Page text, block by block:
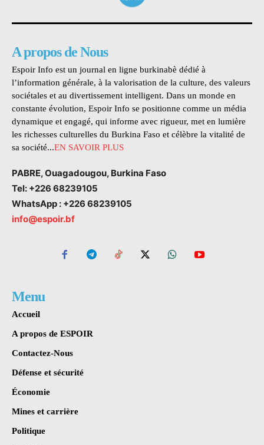
A propos de Nous
Espoir Info est un journal en ligne burkinabè dédié à
l’information générale, à la valorisation de la culture, des valeurs
sociétales et au divertissement intelligent. Dans un monde en
constante évolution, Espoir Info se positionne comme un média
dynamique et engagé, qui informe avec rigueur, met en lumière
les richesses culturelles du Burkina Faso et célèbre la vitalité de
sa société...EN SAVOIR PLUS
PABRE, Ouagadougou, Burkina Faso
Tel: +226 68239105
WhatsApp : +226 68239105
info@espoir.bf
Menu
Accueil
A propos de ESPOIR
Contactez-Nous
Défense et sécurité
Économie
Mines et carrière
Politique